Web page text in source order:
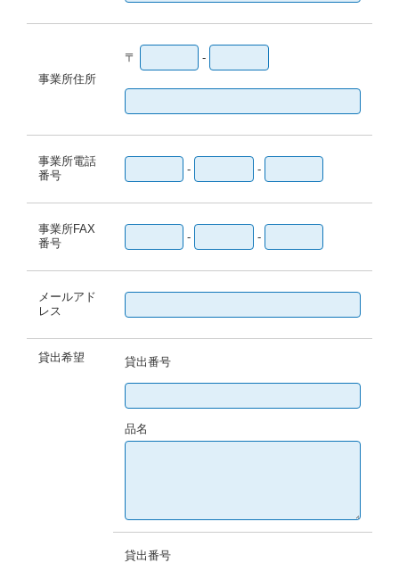
事業所住所
〒 -
事業所電話
番号
- -
事業所FAX
番号
- -
メールアド
レス
貸出希望 貸出番号
品名
貸出番号